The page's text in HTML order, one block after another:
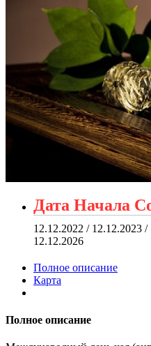
Дата Начала
12.12.2022 / 12.12.2023
12.12.2026
Полное описание
Карта
Полное описание